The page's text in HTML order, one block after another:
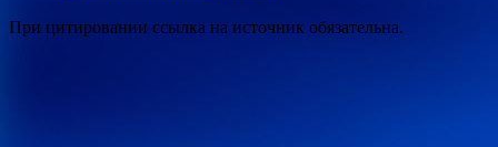
При цитировании ссылка на источник обязательна.